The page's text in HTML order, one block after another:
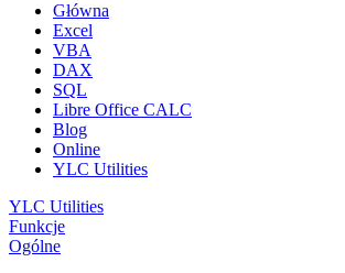
Główna
Excel
VBA
DAX
SQL
Libre Office CALC
Blog
Online
YLC Utilities
YLC Utilities
Funkcje
Ogólne